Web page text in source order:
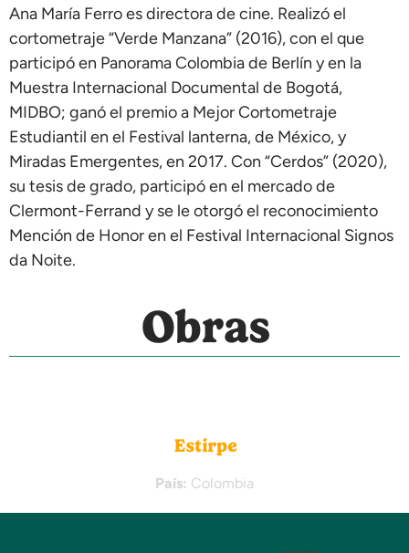
Ana María Ferro es directora de cine. Realizó el
cortometraje “Verde Manzana” (2016), con el que
participó en Panorama Colombia de Berlín y en la
Muestra Internacional Documental de Bogotá,
MIDBO; ganó el premio a Mejor Cortometraje
Estudiantil en el Festival lanterna, de México, y
Miradas Emergentes, en 2017. Con “Cerdos” (2020),
su tesis de grado, participó en el mercado de
Clermont-Ferrand y se le otorgó el reconocimiento
Mención de Honor en el Festival Internacional Signos
da Noite.
Obras
Estirpe
País: Colombia